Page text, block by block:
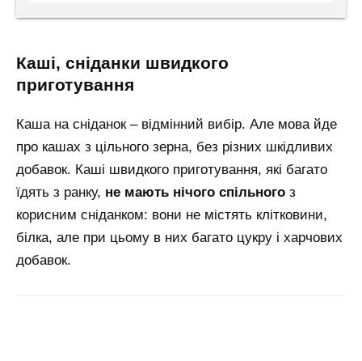
каші, сніданки швидкого
приготування
Каша на сніданок – відмінний вибір. Але мова йде
про кашах з цільного зерна, без різних шкідливих
добавок. Каші швидкого приготування, які багато
їдять з ранку, не мають нічого спільного з
корисним сніданком: вони не містять клітковини,
білка, але при цьому в них багато цукру і харчових
добавок.